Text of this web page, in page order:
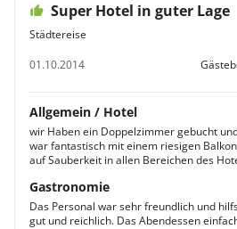
Super Hotel in guter Lage
Städtereise
01.10.2014
Allgemein / Hotel
wir Haben ein Doppelzimmer gebucht
war fantastisch mit einem riesigen
auf Sauberkeit in allen Bereichen des
Gastronomie
Das Personal war sehr freundlich und
gut und reichlich. Das Abendessen